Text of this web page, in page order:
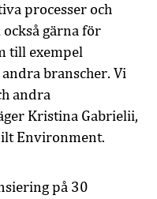
processer och
gärna för
till exempel
branscher. Vi
andra
Kristina Gabrielii,
Environment.
på 30